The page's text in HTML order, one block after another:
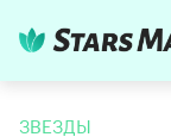
ЗВЕЗДЫ